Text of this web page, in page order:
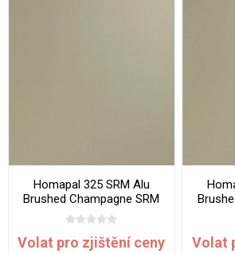
Homapal 325 SRM Alu
Brushed Champagne SRM
2440 x 1220 mm x 1 mm
Volat pro zjištění ceny
3050
Volat